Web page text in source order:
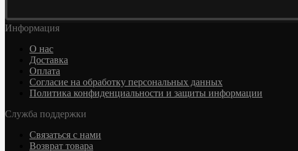
Информация
О нас
Доставка
Оплата
Согласие на обработку персональных данных
Политика конфиденциальности и защиты информации
Служба поддержки
Связаться с нами
Возврат товара